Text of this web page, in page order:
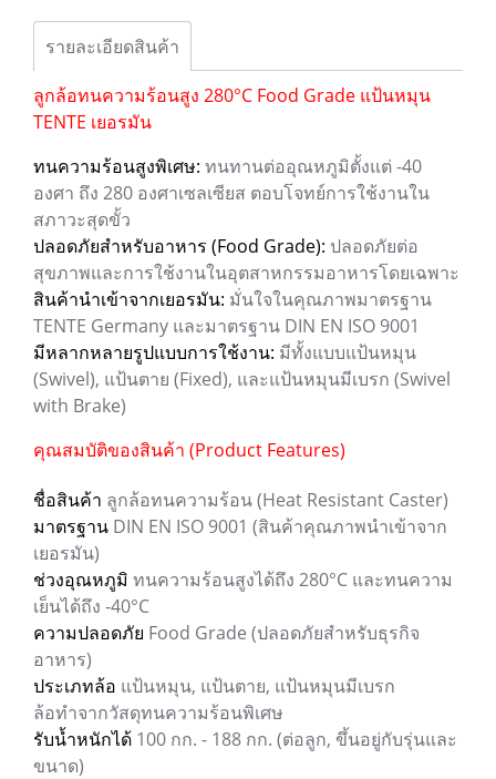
รายละเอียดสินค้า
ลูกล้อทนความร้อนสูง 280°C Food Grade แป้นหมุน
TENTE เยอรมัน
ทนความร้อนสูงพิเศษ: ทนทานต่ออุณหภูมิตั้งแต่ -40
องศา ถึง 280 องศาเซลเซียส ตอบโจทย์การใช้งานใน
สภาวะสุดขั้ว
ปลอดภัยสำหรับอาหาร (Food Grade): ปลอดภัยต่อ
สุขภาพและการใช้งานในอุตสาหกรรมอาหารโดยเฉพาะ
สินค้านำเข้าจากเยอรมัน: มั่นใจในคุณภาพมาตรฐาน
TENTE Germany และมาตรฐาน DIN EN ISO 9001
มีหลากหลายรูปแบบการใช้งาน: มีทั้งแบบแป้นหมุน
(Swivel), แป้นตาย (Fixed), และแป้นหมุนมีเบรก (Swivel
with Brake)
คุณสมบัติของสินค้า (Product Features)
ชื่อสินค้า ลูกล้อทนความร้อน (Heat Resistant Caster)
มาตรฐาน DIN EN ISO 9001 (สินค้าคุณภาพนำเข้าจาก
เยอรมัน)
ช่วงอุณหภูมิ ทนความร้อนสูงได้ถึง 280°C และทนความ
เย็นได้ถึง -40°C
ความปลอดภัย Food Grade (ปลอดภัยสำหรับธุรกิจ
อาหาร)
ประเภทล้อ แป้นหมุน, แป้นตาย, แป้นหมุนมีเบรก
ล้อทำจากวัสดุทนความร้อนพิเศษ
รับน้ำหนักได้ 100 กก. - 188 กก. (ต่อลูก, ขึ้นอยู่กับรุ่นและ
ขนาด)